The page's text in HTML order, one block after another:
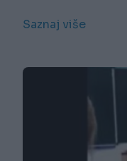
Saznaj više